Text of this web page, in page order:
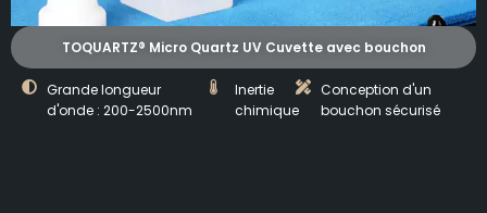
TOQUARTZ® Micro Quartz UV Cuvette avec bouchon
Grande longueur
d'onde : 200-2500nm
Inertie
chimique
Conception d'un
bouchon sécurisé